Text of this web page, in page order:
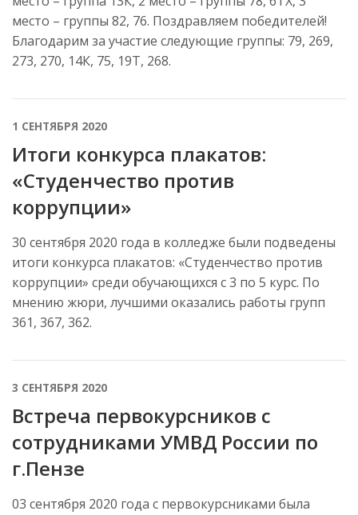
место – группы 82, 76. Поздравляем победителей!
Благодарим за участие следующие группы: 79, 269,
273, 270, 14К, 75, 19Т, 268.
1 СЕНТЯБРЯ 2020
Итоги конкурса плакатов:
«Студенчество против
коррупции»
30 сентября 2020 года в колледже были подведены
итоги конкурса плакатов: «Студенчество против
коррупции» среди обучающихся с 3 по 5 курс. По
мнению жюри, лучшими оказались работы групп
361, 367, 362.
3 СЕНТЯБРЯ 2020
Встреча первокурсников с
сотрудниками УМВД России по
г.Пензе
03 сентября 2020 года с первокурсниками была